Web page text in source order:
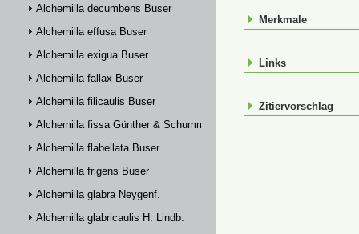
Alchemilla decumbens Buser
Alchemilla effusa Buser
Alchemilla exigua Buser
Alchemilla fallax Buser
Alchemilla filicaulis Buser
Alchemilla fissa Günther & Schummel
Alchemilla flabellata Buser
Alchemilla frigens Buser
Alchemilla glabra Neygenf.
Alchemilla glabricaulis H. Lindb.
Merkmale
Links
Zitiervorschlag